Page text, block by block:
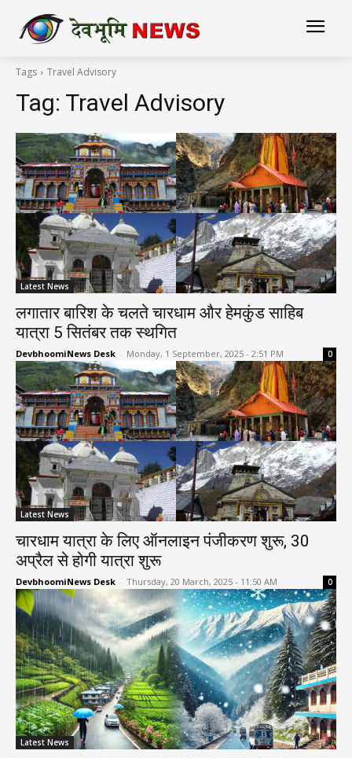
Tags Travel Advisory
Tag: Travel Advisory
Latest News
लगातार बारिश के चलते चारधाम और हेमकुंड साहिब
यात्रा 5 सितंबर तक स्थगित
DevbhoomiNews Desk - Monday, 1 September, 2025 - 2:51 PM 0
Latest News
चारधाम यात्रा के लिए ऑनलाइन पंजीकरण शुरू, 30
अप्रैल से होगी यात्रा शुरू
DevbhoomiNews Desk - Thursday, 20 March, 2025 - 11:50 AM 0
Latest News